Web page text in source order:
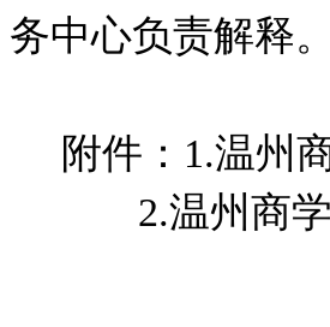
务中心负责解释。
附件：1.温州
2.温州商